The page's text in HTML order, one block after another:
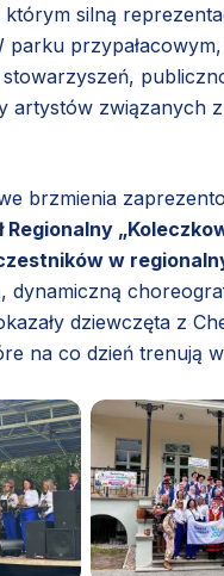
silną
parku
artystów związanych
brzmienia
Regionalny
w
dynamiczną
dziewczęta z
na co dzień trenują